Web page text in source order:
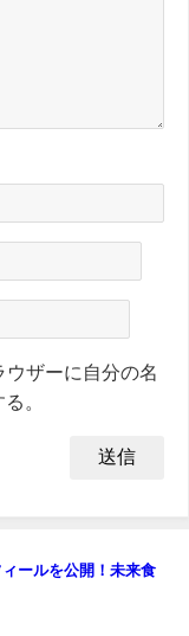
ザーに自分の名
。
ールを公開！未来食